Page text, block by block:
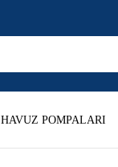
HAVUZ POMPALARI